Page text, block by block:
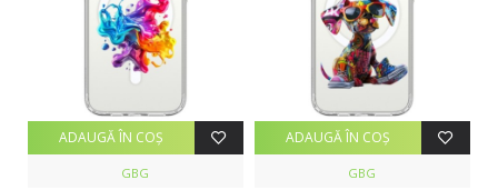
GBG
ADAUGĂ ÎN COŞ
GBG
ADAUGĂ ÎN COŞ